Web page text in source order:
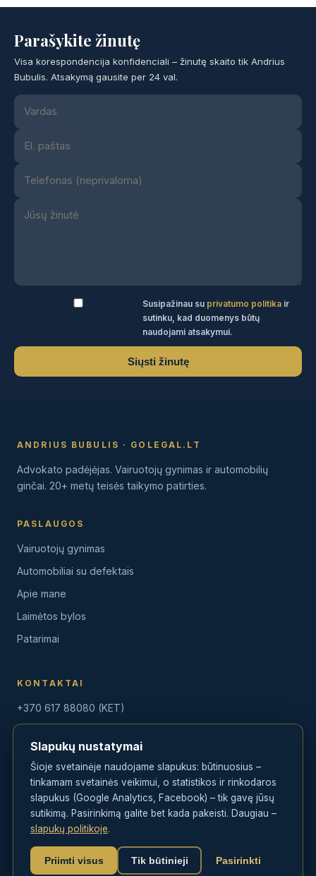
Parašykite žinutę
Visa korespondencija konfidenciali – žinutę skaito tik Andrius
Bubulis. Atsakymą gausite per 24 val.
Susipažinau su privatumo politikair
sutinku, kad duomenys būtų
naudojami atsakymui.
Siųsti žinutę
ANDRIUS BUBULIS · GOLEGAL.LT
Advokato padėjėjas. Vairuotojų gynimas ir automobilių
ginčai. 20+ metų teisės taikymo patirties.
PASLAUGOS
Vairuotojų gynimas
Automobiliai su defektais
Apie mane
Laimėtos bylos
Patarimai
KONTAKTAI
+370 617 88080 (KET)
info@golegal.lt
© 2026 Andrius Bubulis · GoLegal.lt · Advokato padėjėjas · Visos
Privatumo politika·Slapukų politika·Tvarkyti sutikimą
Slapukų nustatymai
Šioje svetainėje naudojame slapukus: būtinuosius –
tinkamam svetainės veikimui, o statistikos ir rinkodaros
slapukus (Google Analytics, Facebook) – tik gavę jūsų
sutikimą. Pasirinkimą galite bet kada pakeisti. Daugiau –
slapukų politikoje.
Priimti visus Tik būtinieji Pasirinkti